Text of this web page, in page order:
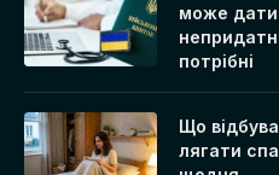
може
потрібні
Що
лягати